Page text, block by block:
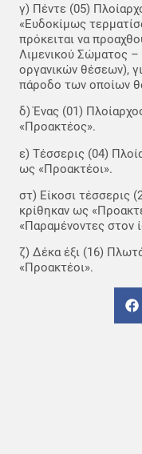
γ) Πέντε (05)
«Ευδοκίμως
πρόκειται να
Λιμενικού Σώματος
οργανικών θέσεων),
πάροδο των οποίων
δ) Ένας (01)
«Προακτέος».
ε) Τέσσερις (04)
ως «Προακτέοι».
στ) Είκοσι τέσσερις
κρίθηκαν ως
«Παραμένοντες στον
ζ) Δέκα έξι (16)
«Προακτέοι».